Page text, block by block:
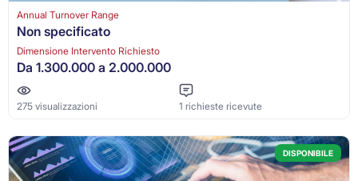
Annual Turnover Range
Non specificato
Dimensione Intervento Richiesto
Da 1.300.000 a 2.000.000
275 visualizzazioni 1 richieste ricevute
DISPONIBILE